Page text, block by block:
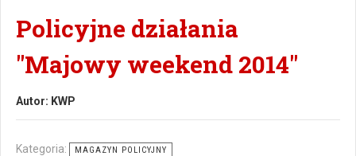
Policyjne działania
"Majowy weekend 2014"
Autor: KWP
Kategoria: MAGAZYN POLICYJNY